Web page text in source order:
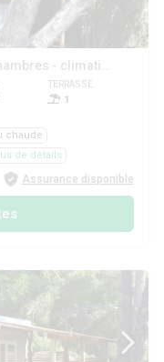
(Cottage Méditerranée 2 chambres - climatisé ****)
TERRASSE
1
chaude
de détails
Assurance disponible